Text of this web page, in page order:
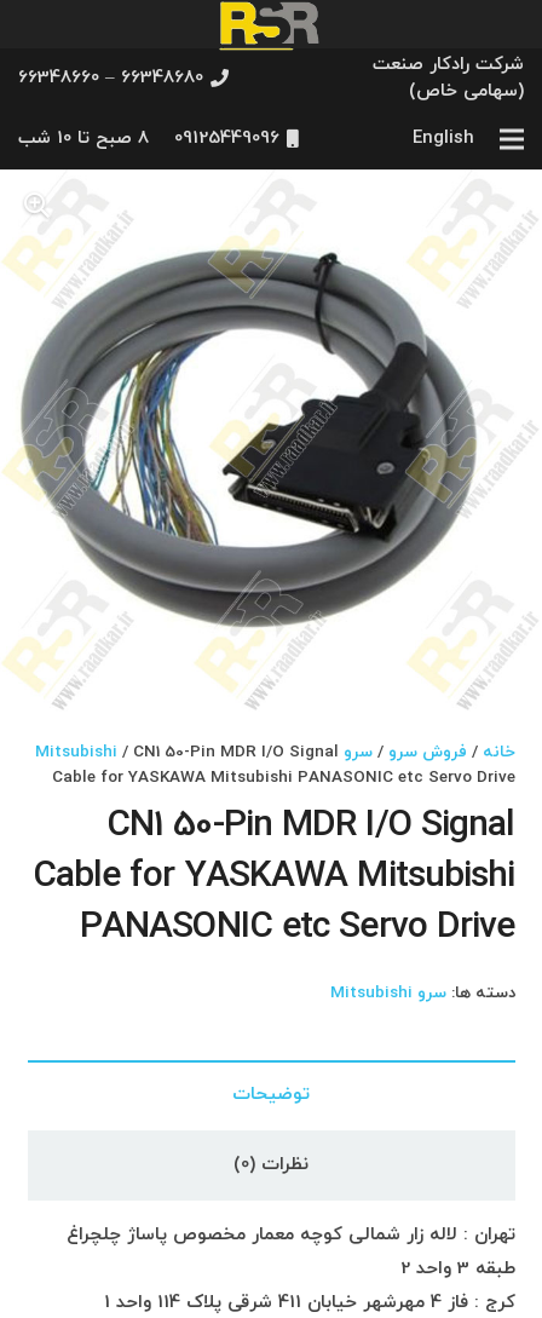
شرکت رادکار صنعت
(سهامی خاص)
66348680 – 66348660
English
09125449096 8 صبح تا 10 شب
خانه / فروش سرو /سرو Mitsubishi / CN1 50-Pin MDR I/O Signal
Cable for YASKAWA Mitsubishi PANASONIC etc Servo Drive
CN1 50-Pin MDR I/O Signal
Cable for YASKAWA Mitsubishi
PANASONIC etc Servo Drive
دسته ها:سرو Mitsubishi
توضیحات
نظرات (0)
تهران : لاله زار شمالی کوچه معمار مخصوص پاساژ چلچراغ
طبقه 3 واحد 2
کرج : فاز 4 مهرشهر خیابان 411 شرقی پلاک 114 واحد 1